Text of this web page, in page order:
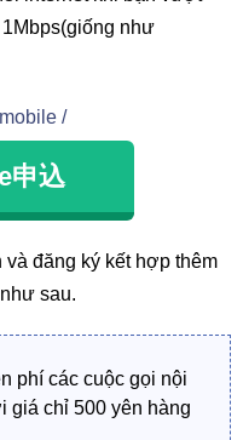
như
/
申込
đăng ký kết hợp thêm
sau.
phí các cuộc gọi nội
giá chỉ 500 yên hàng